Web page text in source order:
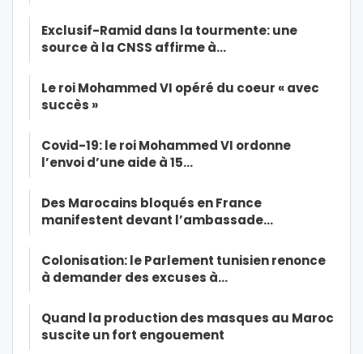
Exclusif-Ramid dans la tourmente: une
source à la CNSS affirme à…
Le roi Mohammed VI opéré du coeur « avec
succès »
Covid-19: le roi Mohammed VI ordonne
l’envoi d’une aide à 15…
Des Marocains bloqués en France
manifestent devant l’ambassade…
Colonisation: le Parlement tunisien renonce
à demander des excuses à…
Quand la production des masques au Maroc
suscite un fort engouement